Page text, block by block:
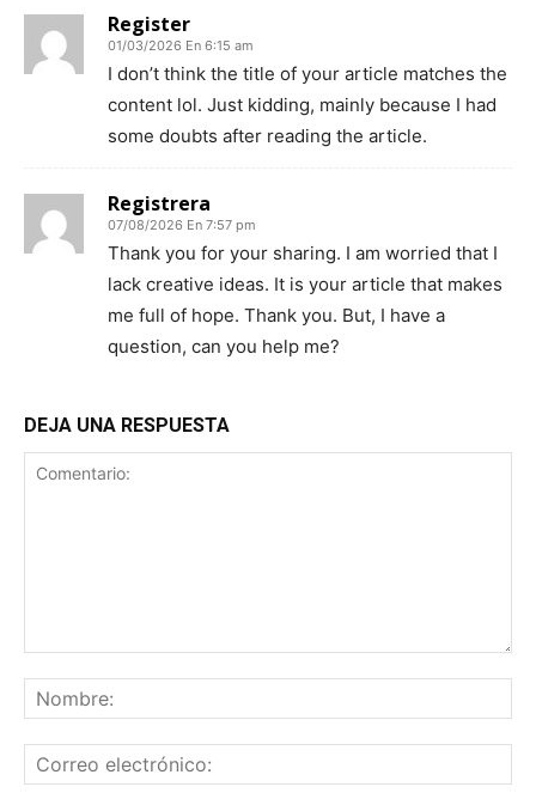
Register
01/03/2026 En 6:15 am
I don’t think the title of your article matches the
content lol. Just kidding, mainly because I had
some doubts after reading the article.
Registrera
07/08/2026 En 7:57 pm
Thank you for your sharing. I am worried that I
lack creative ideas. It is your article that makes
me full of hope. Thank you. But, I have a
question, can you help me?
DEJA UNA RESPUESTA